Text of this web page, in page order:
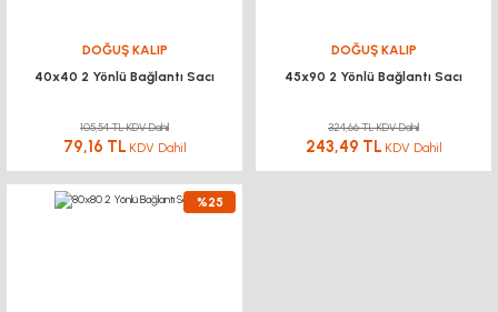
DOĞUŞ KALIP
40x40 2 Yönlü Bağlantı Sacı
105,54 TL KDV Dahil
79,16 TL KDV Dahil
DOĞUŞ KALIP
45x90 2 Yönlü Bağlantı Sacı
324,66 TL KDV Dahil
243,49 TL KDV Dahil
%25